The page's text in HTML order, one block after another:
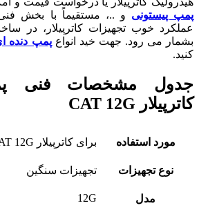
پمپ پیستونی و ..، مستقیماً با بخش فنی
عملکرد خوب تجهیزات کاترپیلار، در
بشمار می رود. جهت خید انواعپمپ دنده
کنید.
جدول مشخصات فنی
کاترپیلار CAT 12G
مورد استفاده
‎نوع تجهیزات تجهیزات سنگین
مدل ‎12G